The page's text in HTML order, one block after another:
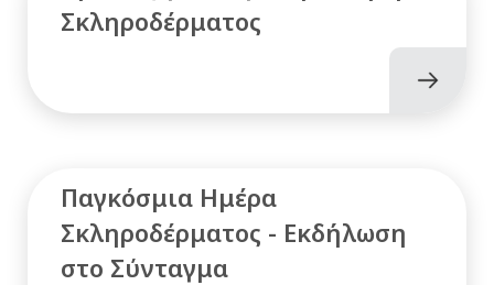
Σκληροδέρματος
Παγκόσμια Ημέρα
Σκληροδέρματος - Εκδήλωση
στο Σύνταγμα